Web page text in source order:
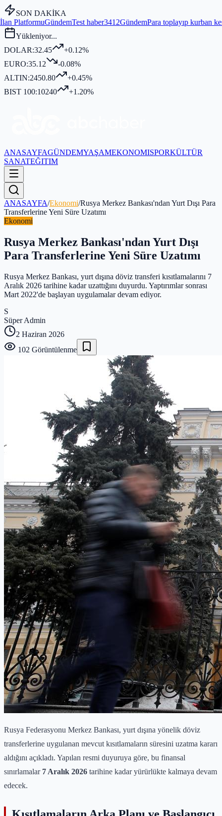
SON DAKİKA
Test haber3412GündemPara toplayıp kurban kesmediği iddia
Yükleniyor...
DOLAR:32.45
+0.12%
EURO:35.12
-0.08%
ALTIN:2450.80
+0.45%
BIST 100:10240 +1.20%
ANASAYFAGÜNDEMYAŞAMEKONOMISPORKÜLTÜR
SANATEĞITIM
ANASAYFA/Ekonomi/Rusya Merkez Bankası'ndan Yurt Dışı Para
Transferlerine Yeni Süre Uzatımı
Ekonomi
Rusya Merkez Bankası'ndan Yurt Dışı
Para Transferlerine Yeni Süre Uzatımı
Rusya Merkez Bankası, yurt dışına döviz transferi kısıtlamalarını 7
Aralık 2026 tarihine kadar uzattığını duyurdu. Yaptırımlar sonrası
Mart 2022'de başlayan uygulamalar devam ediyor.
S
Süper Admin
2 Haziran 2026
102 Görüntülenme
Rusya Federasyonu Merkez Bankası, yurt dışına yönelik döviz
transferlerine uygulanan mevcut kısıtlamaların süresini uzatma kararı
aldığını açıkladı. Yapılan resmi duyuruya göre, bu finansal
sınırlamalar 7 Aralık 2026 tarihine kadar yürürlükte kalmaya devam
edecek.